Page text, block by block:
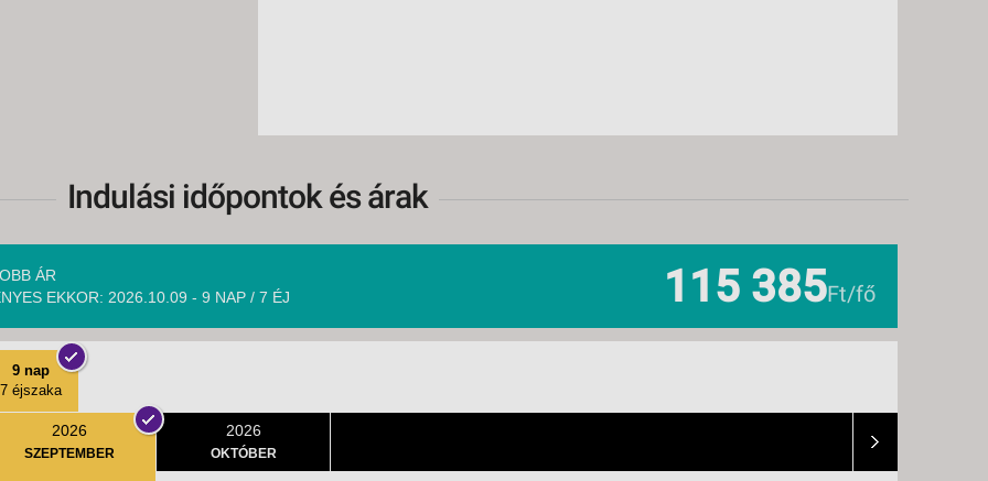
Indulási időpontok és árak
ÁR
EKKOR: 2026.10.09 - 9 NAP / 7 ÉJ
115 385Ft/fő
9 nap
7 éjszaka
2026
SZEPTEMBER
2026
OKTÓBER